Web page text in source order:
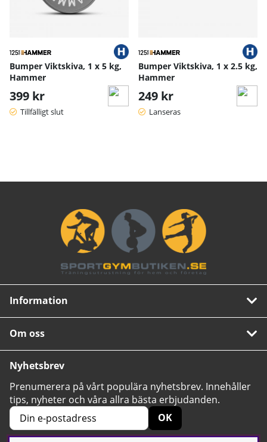
Bumper Viktskiva, 1 x 5 kg,
Hammer
399 kr
Tillfälligt slut
Bumper Viktskiva, 1 x 2.5 kg,
Hammer
249 kr
Lanseras
Information
Om oss
Nyhetsbrev
Prenumerera på vårt populära nyhetsbrev. Innehåller
tips, nyheter och våra allra bästa erbjudanden.
OK